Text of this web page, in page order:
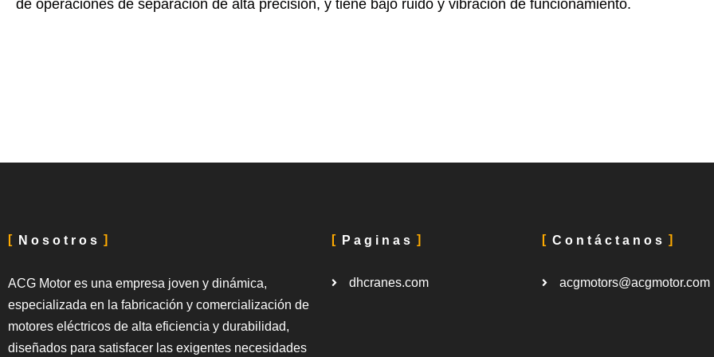
de operaciones de separación de alta precisión, y tiene bajo ruido y vibración de funcionamiento.
Nosotros
ACG Motor es una empresa joven y dinámica,
especializada en la fabricación y comercialización de
motores eléctricos de alta eficiencia y durabilidad,
diseñados para satisfacer las exigentes necesidades
Paginas
dhcranes.com
Contáctanos
acgmotors@acgmotor.com